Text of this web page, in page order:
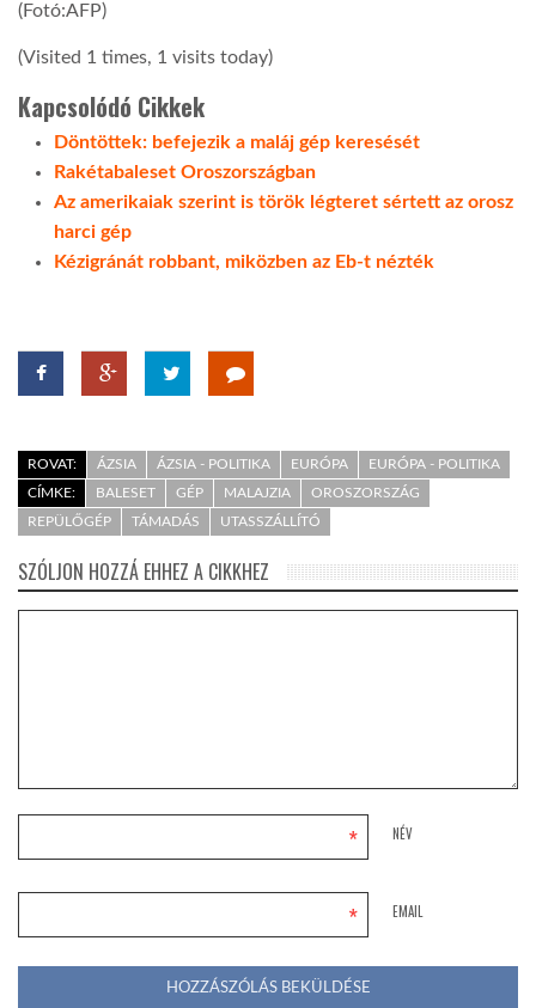
(Fotó:AFP)
(Visited 1 times, 1 visits today)
Kapcsolódó Cikkek
Döntöttek: befejezik a maláj gép keresését
Rakétabaleset Oroszországban
Az amerikaiak szerint is török légteret sértett az orosz
harci gép
Kézigránát robbant, miközben az Eb-t nézték
ROVAT: ÁZSIA ÁZSIA - POLITIKA EURÓPA
EURÓPA - POLITIKA
CÍMKE:
BALESET GÉP MALAJZIA
OROSZORSZÁG
REPÜLŐGÉP
TÁMADÁS UTASSZÁLLÍTÓ
SZÓLJON HOZZÁ EHHEZ A CIKKHEZ
NÉV
*
EMAIL
*